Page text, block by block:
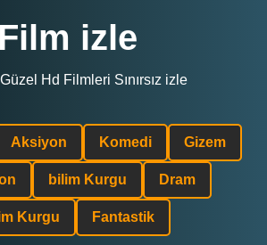
Film izle
Hd Filmleri Sınırsız izle
Aksiyon Komedi Gizem
bilim Kurgu Dram
Kurgu Fantastik